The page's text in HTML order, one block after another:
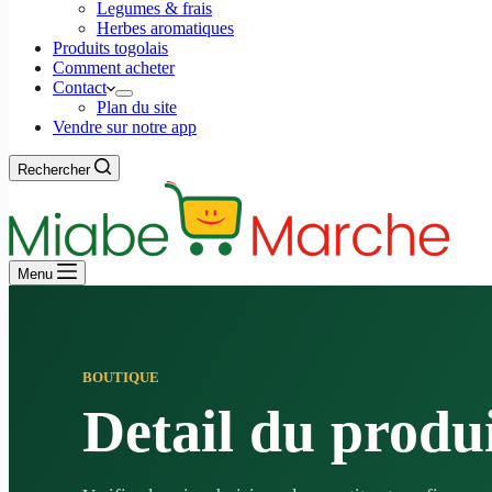
Legumes & frais
Herbes aromatiques
Produits togolais
Comment acheter
Contact
Plan du site
Vendre sur notre app
Rechercher
Menu
BOUTIQUE
Detail du